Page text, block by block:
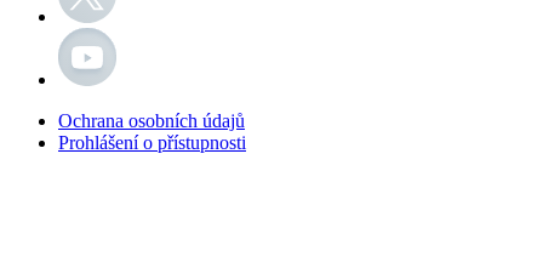
Ochrana osobních údajů
Prohlášení o přístupnosti